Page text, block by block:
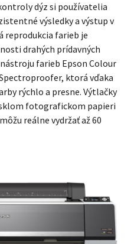
dýz si používatelia
výsledky a výstup v
reprodukcia farieb je
drahých prídavných
farieb Epson Colour
ktorá vďaka
rýchlo a presne. Výtlačky
fotografickom papieri
reálne vydržať až 60